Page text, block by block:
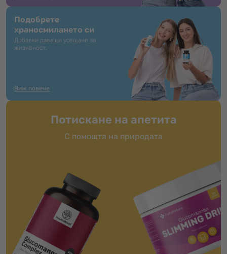
Подобрете
храносмилането си
Добавки даващи усещане за
жизненост.
Виж повече
Потискане на апетита
С помощта на природата